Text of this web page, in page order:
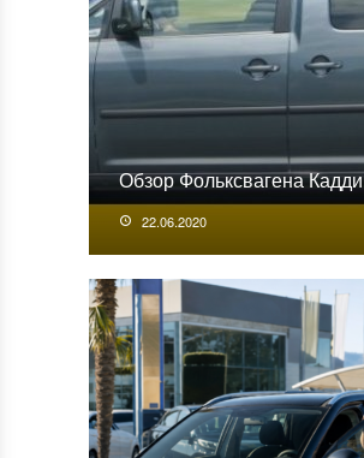
Обзор Фольксвагена Кадди
22.06.2020